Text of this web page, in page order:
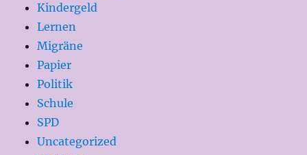
Kindergeld
Lernen
Migräne
Papier
Politik
Schule
SPD
Uncategorized